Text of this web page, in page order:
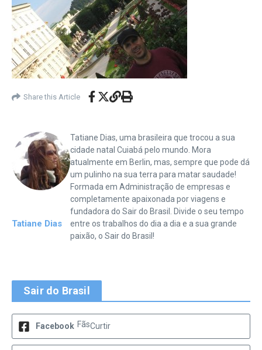
Share this Article
Tatiane Dias
Tatiane Dias, uma brasileira que trocou a sua
cidade natal Cuiabá pelo mundo. Mora
atualmente em Berlin, mas, sempre que pode dá
um pulinho na sua terra para matar saudade!
Formada em Administração de empresas e
completamente apaixonada por viagens e
fundadora do Sair do Brasil. Divide o seu tempo
entre os trabalhos do dia a dia e a sua grande
paixão, o Sair do Brasil!
Sair do Brasil
Facebook FãsCurtir